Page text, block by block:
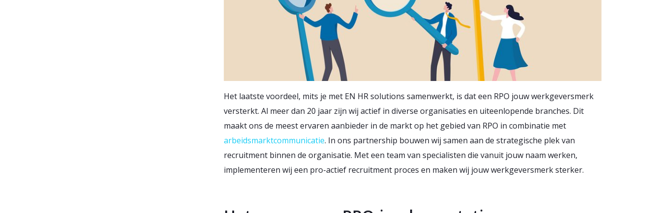
Het laatste voordeel, mits je met EN HR solutions samenwerkt, is dat een RPO jouw werkgeversmerk
versterkt. Al meer dan 20 jaar zijn wij actief in diverse organisaties en uiteenlopende branches. Dit
maakt ons de meest ervaren aanbieder in de markt op het gebied van RPO in combinatie met
arbeidsmarktcommunicatie. In ons partnership bouwen wij samen aan de strategische plek van
recruitment binnen de organisatie. Met een team van specialisten die vanuit jouw naam werken,
implementeren wij een pro-actief recruitment proces en maken wij jouw werkgeversmerk sterker.